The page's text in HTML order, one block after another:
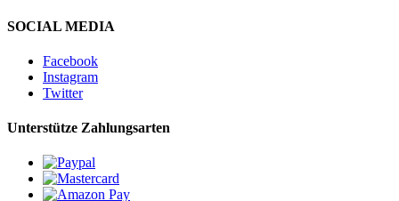
SOCIAL MEDIA
Facebook
Instagram
Twitter
Unterstütze Zahlungsarten